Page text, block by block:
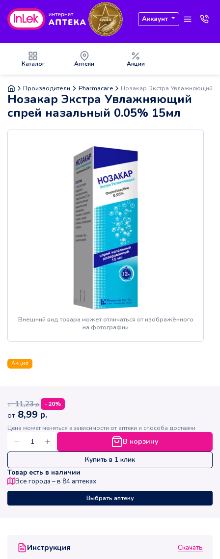
Аккаунт
Каталог Аптеки Акции
Производители Pharmacare Нозакар Экстра Увлажняющий
Нозакар Экстра Увлажняющий
спрей назальный 0.05% 15мл
Внешний вид товара может отличаться от изображённого
на фотографии
Акция
Инструкция Скачать
от 11,23р. -20%
от 8,99 р.
Цена может меняться в зависимости от аптеки и способа доставки
В корзину
Купить в 1 клик
Товар есть в наличии
Все города – в 84 аптеках
Выбрать аптеку